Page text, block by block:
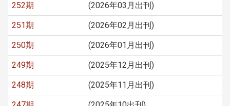
252期 (2026年03月出刊)
251期 (2026年02月出刊)
250期 (2026年01月出刊)
249期 (2025年12月出刊)
248期 (2025年11月出刊)